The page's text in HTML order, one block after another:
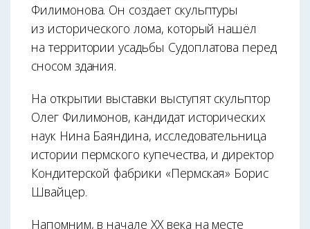
Филимонова. Он создает скульптуры
из исторического лома, который нашёл
на территории усадьбы Судоплатова перед
сносом здания.
На открытии выставки выступят скульптор
Олег Филимонов, кандидат исторических
наук Нина Баяндина, исследовательница
истории пермского купечества, и директор
Кондитерской фабрики «Пермская» Борис
Швайцер.
Напомним, в начале XX века на месте